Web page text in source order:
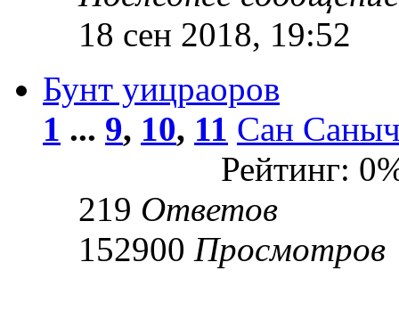
18 сен 2018, 19:52
Бунт уицраоров
1 ... 9, 10, 11 Сан
Рейтинг:
219 Ответов
152900 Просмотров